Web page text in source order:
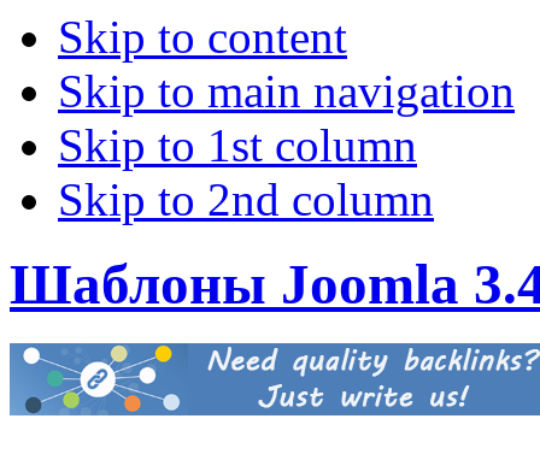
Skip to content
Skip to main navigation
Skip to 1st column
Skip to 2nd column
Шаблоны Joomla